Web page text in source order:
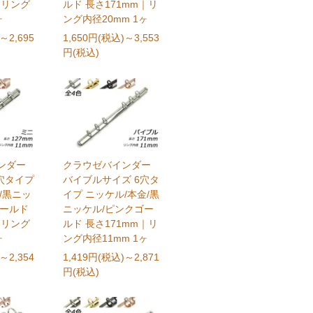
ング
2,695
ルド 長さ171mm｜リ
ング内径20mm 1ヶ
1,650円(税込) ～3,553
円(税込)
ダー
タイプ
ニッ
ルド
ング
2,354
クラウゼバインダー
バイブルサイズ 6穴タ
イプ ニッケル/本金/黒
ニッケル/ピンクゴー
ルド 長さ171mm｜リ
ング内径11mm 1ヶ
1,419円(税込) ～2,871
円(税込)